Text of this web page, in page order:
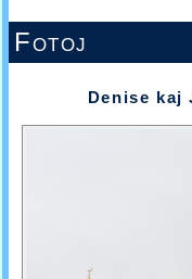
Fotoj
Denise kaj